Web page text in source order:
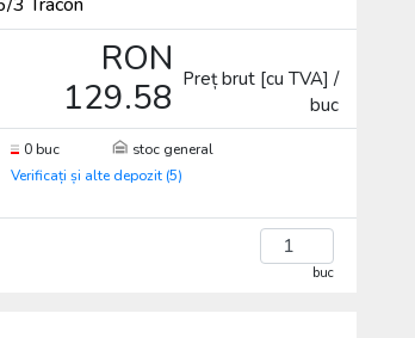
RON
129.58 Preț brut [cu TVA] /
buc
0 buc
stoc general
Verificați și alte depozit (5)
buc